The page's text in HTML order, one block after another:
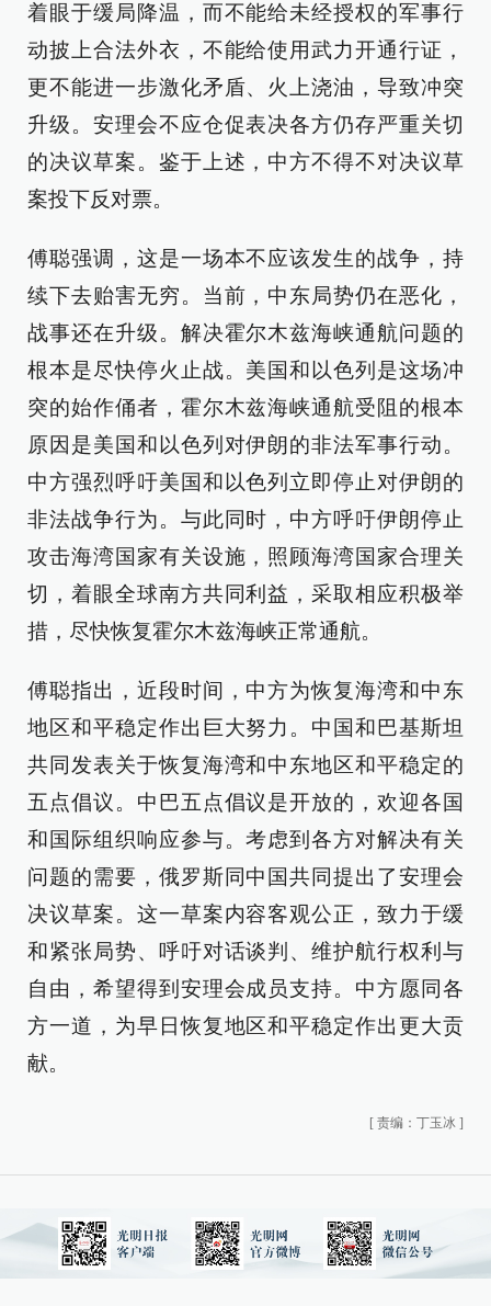
着眼于缓局降温，而不能给未经授权的军事行
动披上合法外衣，不能给使用武力开通行证，
更不能进一步激化矛盾、火上浇油，导致冲突
升级。安理会不应仓促表决各方仍存严重关切
的决议草案。鉴于上述，中方不得不对决议草
案投下反对票。
傅聪强调，这是一场本不应该发生的战争，持
续下去贻害无穷。当前，中东局势仍在恶化，
战事还在升级。解决霍尔木兹海峡通航问题的
根本是尽快停火止战。美国和以色列是这场冲
突的始作俑者，霍尔木兹海峡通航受阻的根本
原因是美国和以色列对伊朗的非法军事行动。
中方强烈呼吁美国和以色列立即停止对伊朗的
非法战争行为。与此同时，中方呼吁伊朗停止
攻击海湾国家有关设施，照顾海湾国家合理关
切，着眼全球南方共同利益，采取相应积极举
措，尽快恢复霍尔木兹海峡正常通航。
傅聪指出，近段时间，中方为恢复海湾和中东
地区和平稳定作出巨大努力。中国和巴基斯坦
共同发表关于恢复海湾和中东地区和平稳定的
五点倡议。中巴五点倡议是开放的，欢迎各国
和国际组织响应参与。考虑到各方对解决有关
问题的需要，俄罗斯同中国共同提出了安理会
决议草案。这一草案内容客观公正，致力于缓
和紧张局势、呼吁对话谈判、维护航行权利与
自由，希望得到安理会成员支持。中方愿同各
方一道，为早日恢复地区和平稳定作出更大贡
献。
[ 责编：丁玉冰 ]